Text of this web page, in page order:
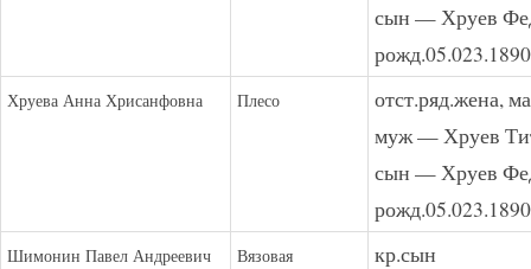
сын — Хруев
рожд.05.023.1890
Хруева Анна Хрисанфовна Плесо
отст.ряд.жена,
муж — Хруев
сын — Хруев
рожд.05.023.1890
Шимонин Павел Андреевич Вязовая
кр.сын